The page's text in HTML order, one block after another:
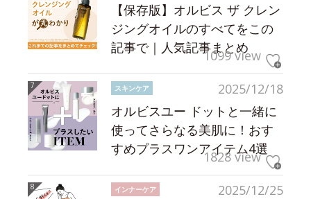
【保存版】オルビス ザ クレン
ジングオイルのすべてをこの
記事で｜人気記事まとめ
1099 view
2025/12/18
スキンケア
オルビスユー ドットと一緒に
使ってさらなる美肌に！おす
すめプラスワンアイテム4選
1828 view
2025/12/25
インナーケア